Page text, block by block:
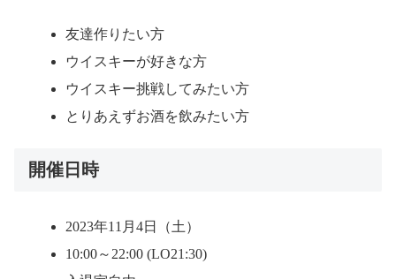
友達作りたい方
ウイスキーが好きな方
ウイスキー挑戦してみたい方
とりあえずお酒を飲みたい方
開催日時
2023年11月4日（土）
10:00～22:00 (LO21:30)